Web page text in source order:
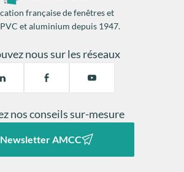
française de fenêtres et
et aluminium depuis 1947.
nous sur les réseaux
nos conseils sur-mesure
Newsletter AMCC